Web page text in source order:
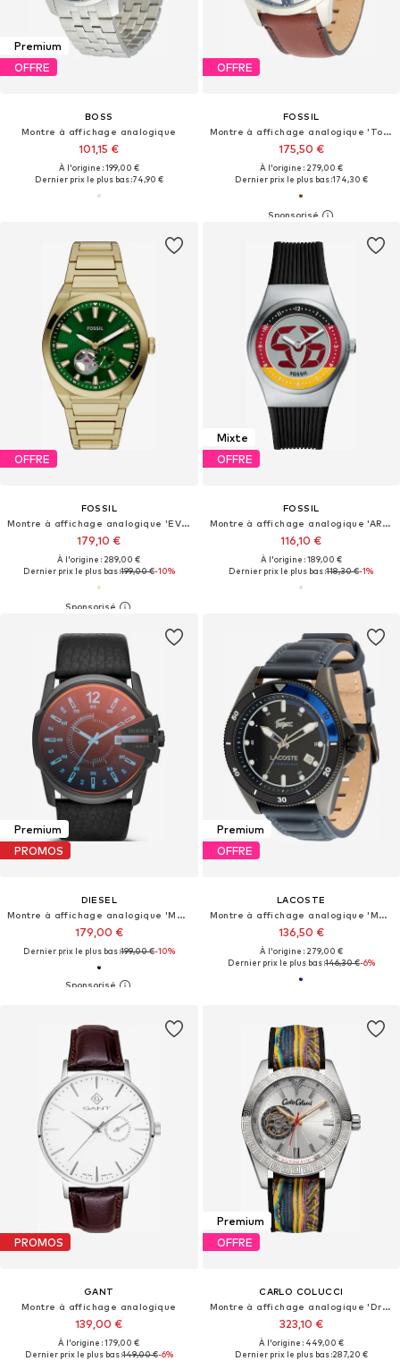
Premium
OFFRE
BOSS
Montre à affichage analogique
101,15 €
À l'origine : 199,00 €
Dernier prix le plus bas :74,90 €
OFFRE
FOSSIL
Montre à affichage analogique 'Townsman'
175,50 €
À l'origine : 279,00 €
Dernier prix le plus bas :174,30 €
OFFRE
FOSSIL
Montre à affichage analogique 'EVERETT'
179,10 €
À l'origine : 289,00 €
Dernier prix le plus bas :199,00 €-10%
Mixte
OFFRE
FOSSIL
Montre à affichage analogique 'ARCHIVAL BIG TIC - Germany'
116,10 €
À l'origine : 189,00 €
Dernier prix le plus bas :118,30 €-1%
Premium
PROMOS
DIESEL
Montre à affichage analogique 'Master Chief'
179,00 €
Dernier prix le plus bas :199,00 €-10%
Premium
OFFRE
LACOSTE
Montre à affichage analogique 'MAINSAIL'
136,50 €
À l'origine : 279,00 €
Dernier prix le plus bas :146,30 €-6%
PROMOS
GANT
Montre à affichage analogique
139,00 €
À l'origine : 179,00 €
Dernier prix le plus bas :149,00 €-6%
Premium
OFFRE
CARLO COLUCCI
Montre à affichage analogique 'Drigo'
323,10 €
À l'origine : 449,00 €
Dernier prix le plus bas :287,20 €